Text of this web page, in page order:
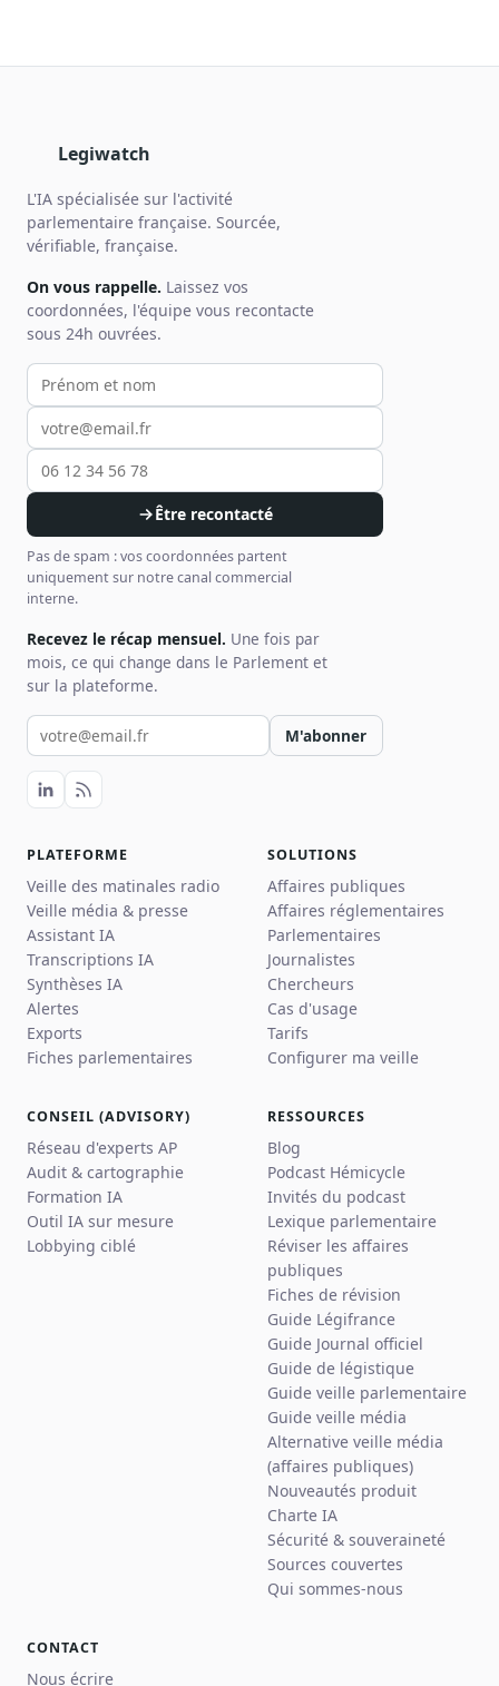
Legiwatch
L'IA spécialisée sur l'activité
parlementaire française. Sourcée,
vérifiable, française.
On vous rappelle. Laissez vos
coordonnées, l'équipe vous recontacte
sous 24h ouvrées.
Votre prénom et nom
Votre email
Votre téléphone
Être recontacté
Pas de spam : vos coordonnées partent
uniquement sur notre canal commercial
interne.
Recevez le récap mensuel. Une fois par
mois, ce qui change dans le Parlement et
sur la plateforme.
Votre email pour la newsletter
M'abonner
PLATEFORME
Veille des matinales radio
Veille média & presse
Assistant IA
Transcriptions IA
Synthèses IA
Alertes
Exports
Fiches parlementaires
SOLUTIONS
Affaires publiques
Affaires réglementaires
Parlementaires
Journalistes
Chercheurs
Cas d'usage
Tarifs
Configurer ma veille
CONSEIL (ADVISORY)
Réseau d'experts AP
Audit & cartographie
Formation IA
Outil IA sur mesure
Lobbying ciblé
RESSOURCES
Blog
Podcast Hémicycle
Invités du podcast
Lexique parlementaire
Réviser les affaires
publiques
Fiches de révision
Guide Légifrance
Guide Journal officiel
Guide de légistique
Guide veille parlementaire
Guide veille média
Alternative veille média
(affaires publiques)
Nouveautés produit
Charte IA
Sécurité & souveraineté
Sources couvertes
Qui sommes-nous
CONTACT
Nous écrire